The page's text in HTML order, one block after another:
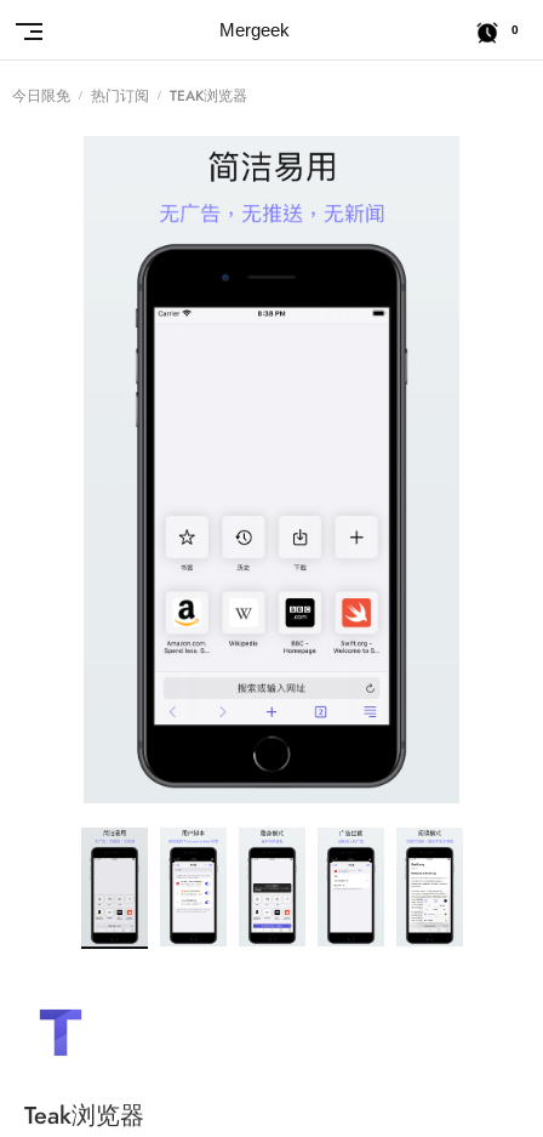
Mergeek 0
今日限免 热门订阅 TEAK浏览器
Teak浏览器